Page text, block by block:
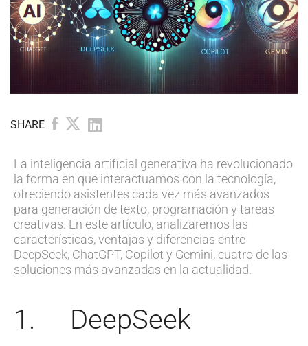
SHARE
La inteligencia artificial generativa ha revolucionado
la forma en que interactuamos con la tecnología,
ofreciendo asistentes cada vez más avanzados
para generación de texto, programación y tareas
creativas. En este artículo, analizaremos las
características, ventajas y diferencias entre
DeepSeek, ChatGPT, Copilot y Gemini, cuatro de las
soluciones más avanzadas en la actualidad.
1. DeepSeek